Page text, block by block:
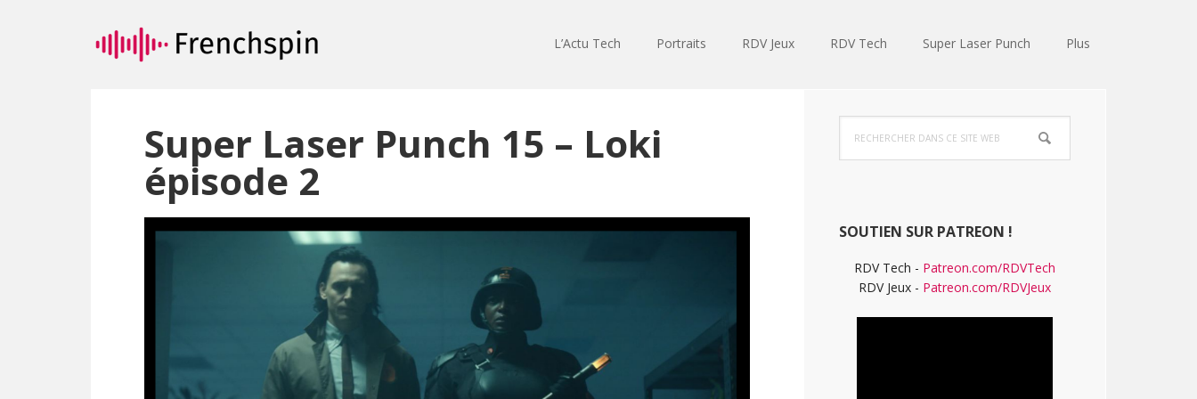
au
contenu
la
L’Actu Tech Portraits RDV Jeux RDV Tech Super Laser Punch Plus
Super Laser Punch 15 – Loki
épisode 2
Barre
latérale
dans
ce
SOUTIEN SUR PATREON !
RDV Tech - Patreon.com/RDVTech
RDV Jeux - Patreon.com/RDVJeux